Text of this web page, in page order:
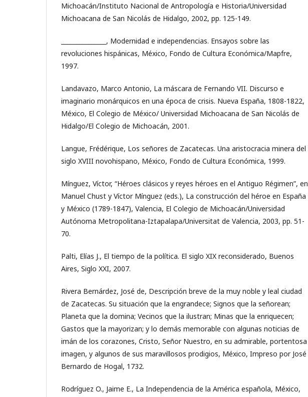
Michoacán/Instituto Nacional de Antropología e Historia/Universidad
Michoacana de San Nicolás de Hidalgo, 2002, pp. 125-149.
_______________, Modernidad e independencias. Ensayos sobre las
revoluciones hispánicas, México, Fondo de Cultura Económica/Mapfre,
1997.
Landavazo, Marco Antonio, La máscara de Fernando VII. Discurso e
imaginario monárquicos en una época de crisis. Nueva España, 1808-1822,
México, El Colegio de México/ Universidad Michoacana de San Nicolás de
Hidalgo/El Colegio de Michoacán, 2001.
Langue, Frédérique, Los señores de Zacatecas. Una aristocracia minera del
siglo XVIII novohispano, México, Fondo de Cultura Económica, 1999.
Mínguez, Víctor, “Héroes clásicos y reyes héroes en el Antiguo Régimen”, en
Manuel Chust y Víctor Mínguez (eds.), La construcción del héroe en España
y México (1789-1847), Valencia, El Colegio de Michoacán/Universidad
Autónoma Metropolitana-Iztapalapa/Universitat de Valencia, 2003, pp. 51-
70.
Palti, Elías J., El tiempo de la política. El siglo XIX reconsiderado, Buenos
Aires, Siglo XXI, 2007.
Rivera Bernárdez, José de, Descripción breve de la muy noble y leal ciudad
de Zacatecas. Su situación que la engrandece; Signos que la señorean;
Planeta que la domina; Vecinos que la ilustran; Minas que la enriquecen;
Gastos que la mayorizan; y lo demás memorable con algunas noticias de
imán de los corazones, Cristo, Señor Nuestro, en su admirable, portentosa
imagen, y algunos de sus maravillosos prodigios, México, Impreso por José
Bernardo de Hogal, 1732.
Rodríguez O., Jaime E., La Independencia de la América española, México,